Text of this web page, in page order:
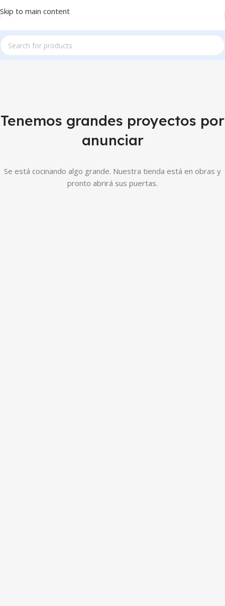
Skip to main content
Tenemos grandes proyectos por
anunciar
Se está cocinando algo grande. Nuestra tienda está en obras y
pronto abrirá sus puertas.